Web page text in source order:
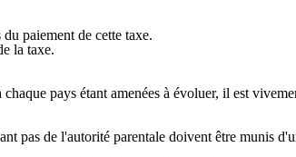
paiement de cette taxe.
la taxe.
pays étant amenées à évoluer, il est
pas de l'autorité parentale doivent être munis